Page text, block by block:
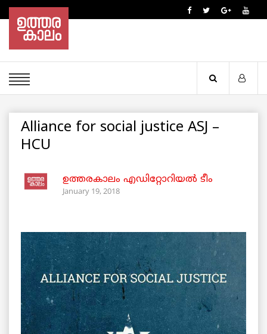
Alliance for social justice ASJ –
HCU
ഉത്തരകാലം എഡിറ്റോറിയല്‍ ടീം
January 19, 2018